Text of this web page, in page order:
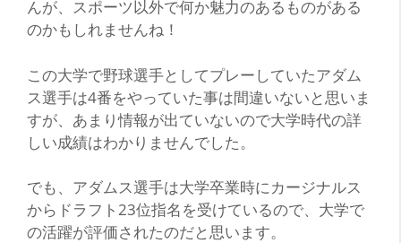
んが、スポーツ以外で何か魅力のあるものがある
のかもしれませんね！
この大学で野球選手としてプレーしていたアダム
ス選手は4番をやっていた事は間違いないと思いま
すが、あまり情報が出ていないので大学時代の詳
しい成績はわかりませんでした。
でも、アダムス選手は大学卒業時にカージナルス
からドラフト23位指名を受けているので、大学で
の活躍が評価されたのだと思います。